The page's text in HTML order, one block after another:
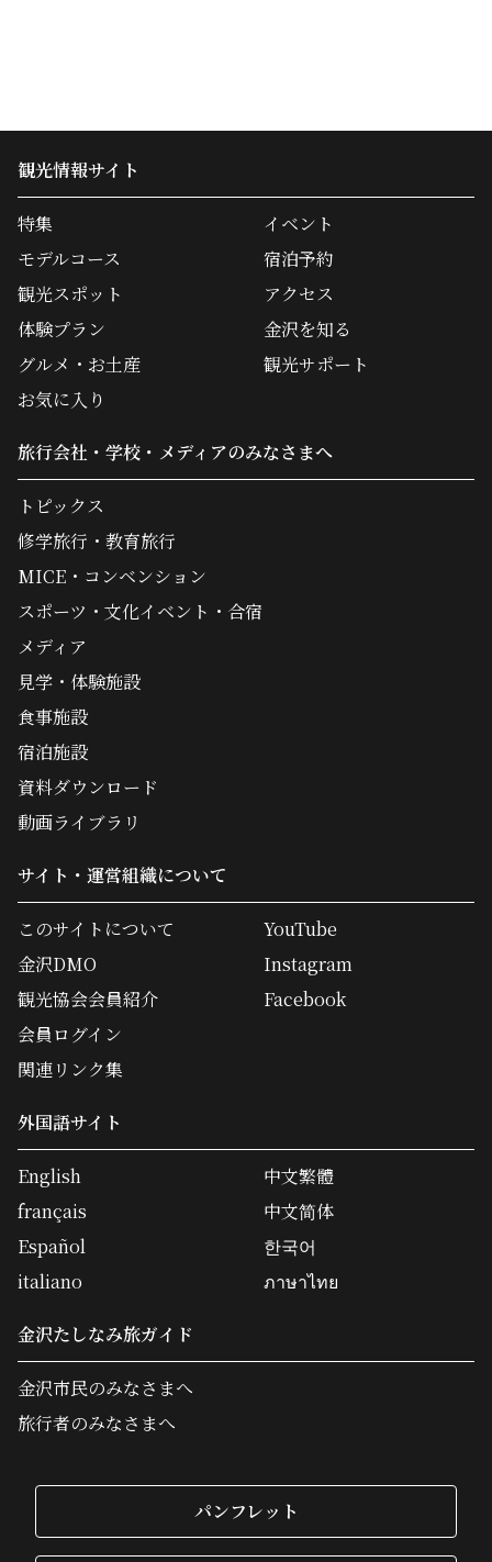
観光情報サイト
特集
モデルコース
観光スポット
体験プラン
グルメ・お土産
イベント
宿泊予約
アクセス
金沢を知る
観光サポート
お気に入り
旅行会社・学校・メディアのみなさまへ
トピックス
修学旅行・教育旅行
MICE・コンベンション
スポーツ・文化イベント・合宿
メディア
見学・体験施設
食事施設
宿泊施設
資料ダウンロード
動画ライブラリ
サイト・運営組織について
このサイトについて
金沢DMO
観光協会会員紹介
会員ログイン
関連リンク集
YouTube
Instagram
Facebook
外国語サイト
English
français
Español
italiano
中文繁體
中文简体
한국어
ภาษาไทย
金沢たしなみ旅ガイド
金沢市民のみなさまへ
旅行者のみなさまへ
パンフレット